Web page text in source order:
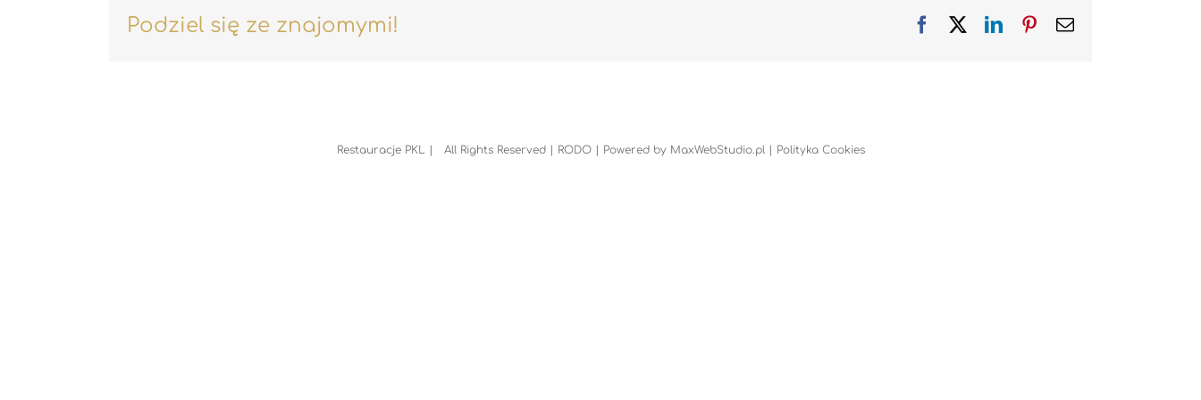
Podziel się ze znajomymi! FacebookLinkedInPinterest
Email
Restauracje PKL | All Rights Reserved | RODO| Powered by MaxWebStudio.pl | Polityka Cookies